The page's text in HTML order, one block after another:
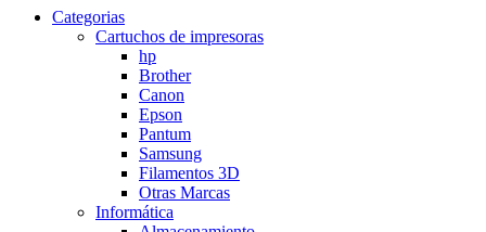
Categorias
Cartuchos de impresoras
hp
Brother
Canon
Epson
Pantum
Samsung
Filamentos 3D
Otras Marcas
Informática